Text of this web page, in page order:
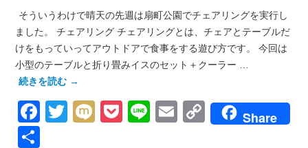
そういうわけで晴天の先週は扇町公園でチェアリングを実行し
ました。 チェアリング チェアリングとは、チェアとテーブルだ
けをもっていってアウトドアで食事をする遊び方です。 今回は
小型のテーブルと折り畳みイスのセット＋クーラー …
続きを読む →
Facebook
Twitter
MixiPocket
LineEmailCopyShare